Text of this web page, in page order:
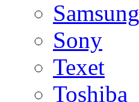
Samsung
Sony
Texet
Toshiba